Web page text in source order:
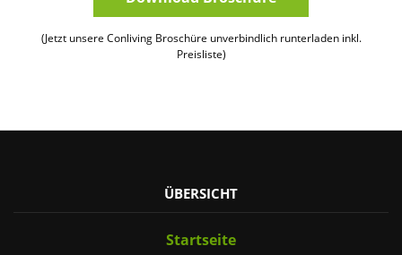
(Jetzt unsere Conliving Broschüre unverbindlich runterladen inkl.
Preisliste)
ÜBERSICHT
Startseite